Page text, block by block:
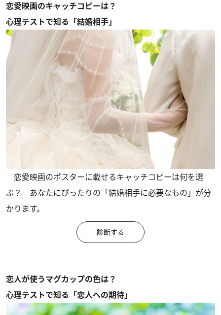
恋愛映画のキャッチコピーは？
心理テストで知る「結婚相手」
恋愛映画のポスターに載せるキャッチコピーは何を選
ぶ？ あなたにぴったりの「結婚相手に必要なもの」が分
かります。
診断する
恋人が使うマグカップの色は？
心理テストで知る「恋人への期待」